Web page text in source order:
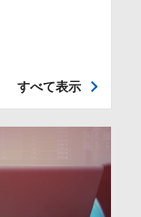
すべて表示